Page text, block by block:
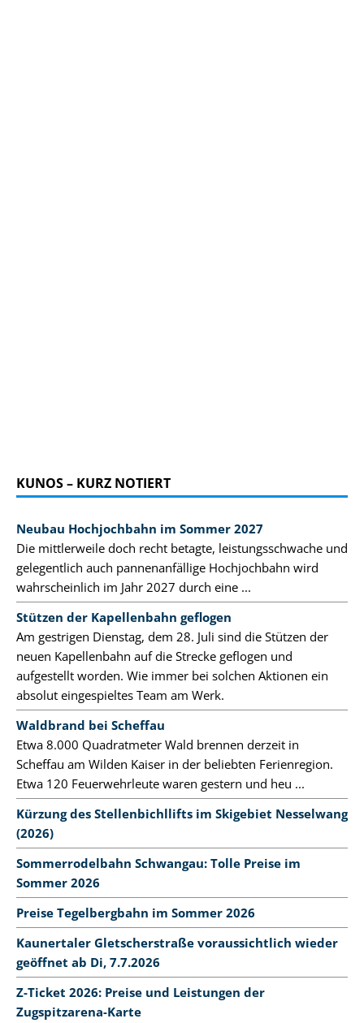
KUNOS – KURZ NOTIERT
Neubau Hochjochbahn im Sommer 2027
Die mittlerweile doch recht betagte, leistungsschwache und
gelegentlich auch pannenanfällige Hochjochbahn wird
wahrscheinlich im Jahr 2027 durch eine ...
Stützen der Kapellenbahn geflogen
Am gestrigen Dienstag, dem 28. Juli sind die Stützen der
neuen Kapellenbahn auf die Strecke geflogen und
aufgestellt worden. Wie immer bei solchen Aktionen ein
absolut eingespieltes Team am Werk.
Waldbrand bei Scheffau
Etwa 8.000 Quadratmeter Wald brennen derzeit in
Scheffau am Wilden Kaiser in der beliebten Ferienregion.
Etwa 120 Feuerwehrleute waren gestern und heu ...
Kürzung des Stellenbichllifts im Skigebiet Nesselwang
(2026)
Sommerrodelbahn Schwangau: Tolle Preise im
Sommer 2026
Preise Tegelbergbahn im Sommer 2026
Kaunertaler Gletscherstraße voraussichtlich wieder
geöffnet ab Di, 7.7.2026
Z-Ticket 2026: Preise und Leistungen der
Zugspitzarena-Karte